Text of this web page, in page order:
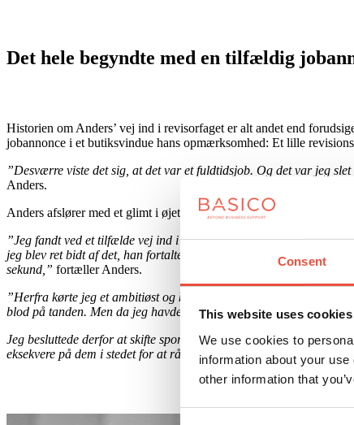
Consent
This website uses cookies
We use cookies to
information about your
other information that
Consent
Det hele begyndte med en tilfældig
Historien om Anders’ vej ind i revisorfaget er alt andet end
jobannonce i et butiksvindue hans opmærksomhed: Et lille
”Desværre viste det sig, at det var et fuldtidsjob. Og det var jeg
Anders.
Anders afslører med et glimt i øjet, hvordan hans onkels
”Jeg fandt ved et tilfælde vej ind i revisionsbranchen. Og jeg blev
jeg blev ret bidt af det, han fortalte. Det var et meget større hus
sekund,” fortæller Anders.
”Herfra kørte jeg et ambitiøst og krævende karrieretrack med
blod på tanden. Men da jeg havde nået det mål, fik jeg lyst til at
Jeg besluttede derfor at skifte spor og gå efter at blive CFO
eksekvere på dem i stedet for at rådgive om dem,
uddyber han.